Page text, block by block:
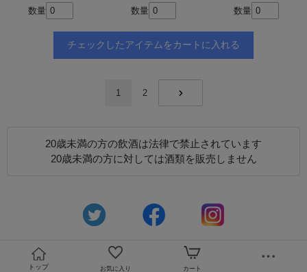
数量 数量 数量
1
2
20歳未満の方の飲酒は法律で禁止されています
20歳未満の方に対しては酒類を販売しません
トップ お気に入り カート